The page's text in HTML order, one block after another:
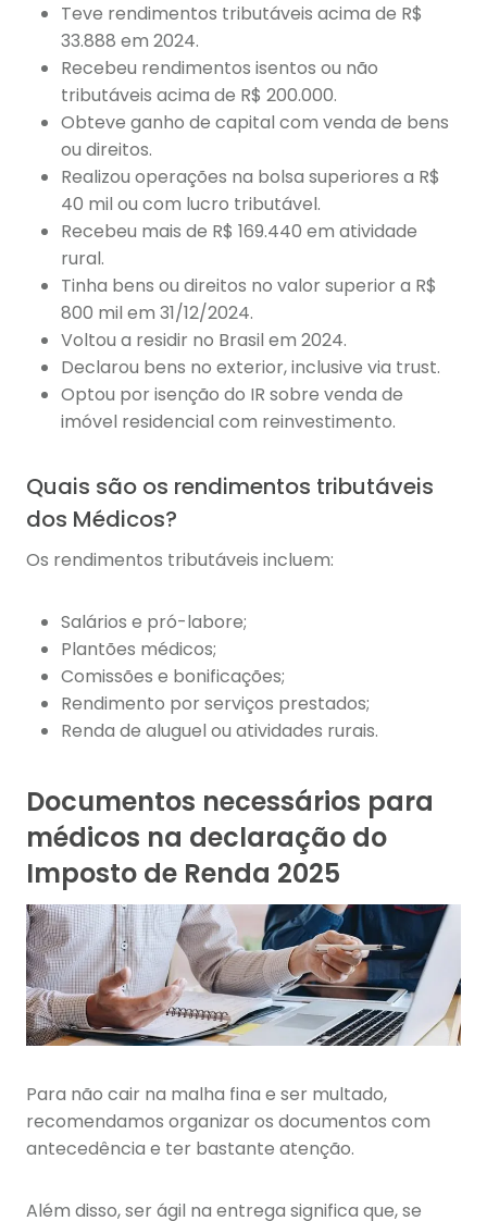
Teve rendimentos tributáveis acima de R$
33.888 em 2024.
Recebeu rendimentos isentos ou não
tributáveis acima de R$ 200.000.
Obteve ganho de capital com venda de bens
ou direitos.
Realizou operações na bolsa superiores a R$
40 mil ou com lucro tributável.
Recebeu mais de R$ 169.440 em atividade
rural.
Tinha bens ou direitos no valor superior a R$
800 mil em 31/12/2024.
Voltou a residir no Brasil em 2024.
Declarou bens no exterior, inclusive via trust.
Optou por isenção do IR sobre venda de
imóvel residencial com reinvestimento.
Quais são os rendimentos tributáveis
dos Médicos?
Os rendimentos tributáveis incluem:
Salários e pró-labore;
Plantões médicos;
Comissões e bonificações;
Rendimento por serviços prestados;
Renda de aluguel ou atividades rurais.
Documentos necessários para
médicos na declaração do
Imposto de Renda 2025
Para não cair na malha fina e ser multado,
recomendamos organizar os documentos com
antecedência e ter bastante atenção.
Além disso, ser ágil na entrega significa que, se